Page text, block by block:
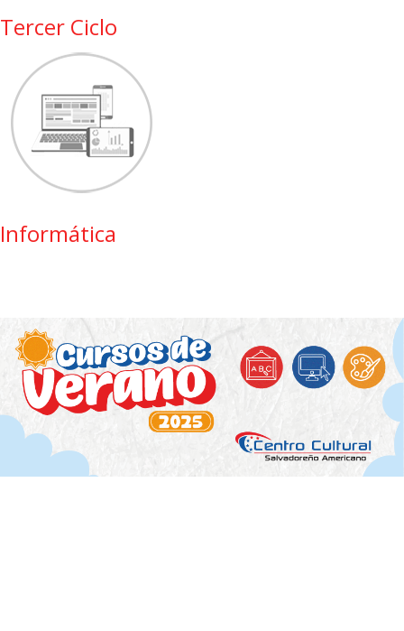
Tercer Ciclo
Informática